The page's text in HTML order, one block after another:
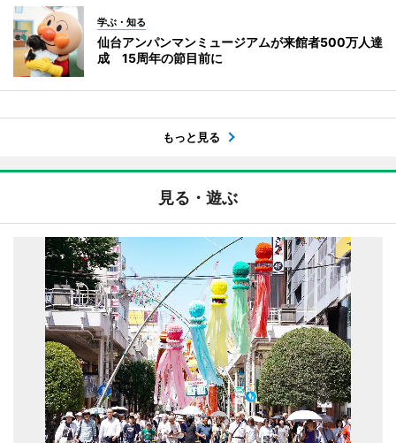
学ぶ・知る
仙台アンパンマンミュージアムが来館者500万人達
成 15周年の節目前に
もっと見る
見る・遊ぶ